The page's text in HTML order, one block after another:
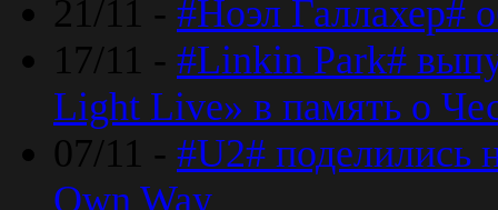
21/11 - #Ноэл Галлахер#
17/11 - #Linkin Park#
Light Live» в память о
07/11 - #U2#
Own Way